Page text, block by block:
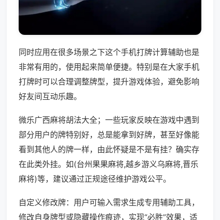
同时应用在很多场景之下这个手机打牌计算辅助也是
非常有用的，使用起来简单便捷。特别是在大家手机
打牌时可以合理调整牌型，提升游戏体验，避免影响
好友间互动乐趣。
微乐广西麻将胡法大全；一些玩家反映在游戏中遇到
部分用户的牌特别好，总是能拿到好牌，甚至好像能
看到其他人的牌一样，由此怀疑是不是有挂？确实存
在此类外挂。如(台州果果麻将,越乡游义乌麻将,晋乐
麻将)等，建议通过正规途径维护游戏公平。
自定义修改牌：用户可输入需求生成专用辅助工具，
修改自身牌型或隐藏操作痕迹，实现“必胜”效果，适